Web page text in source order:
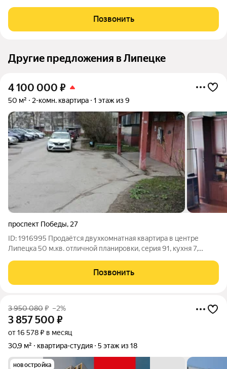
двухуровневая парковка, закрытая территория, детский двор с
современными городками и зонами
Позвонить
Другие предложения в Липецке
4 100 000 ₽
50 м² 2-комн. квартира 1 этаж из 9
проспект Победы, 27
ID: 1916995 Продаётся двухкомнатная квартира в центре
Липецка 50 м.кв. отличной планировки, серия 91, кухня 7,
собственность 30 лет, вся инфраструктура, рядом престижная
гимназия №64 им. В. А.
Позвонить
3 950 080₽ –2%
3 857 500 ₽
от 16 578 ₽ в месяц
30,9 м²
квартира-студия 5 этаж из 18
новостройка